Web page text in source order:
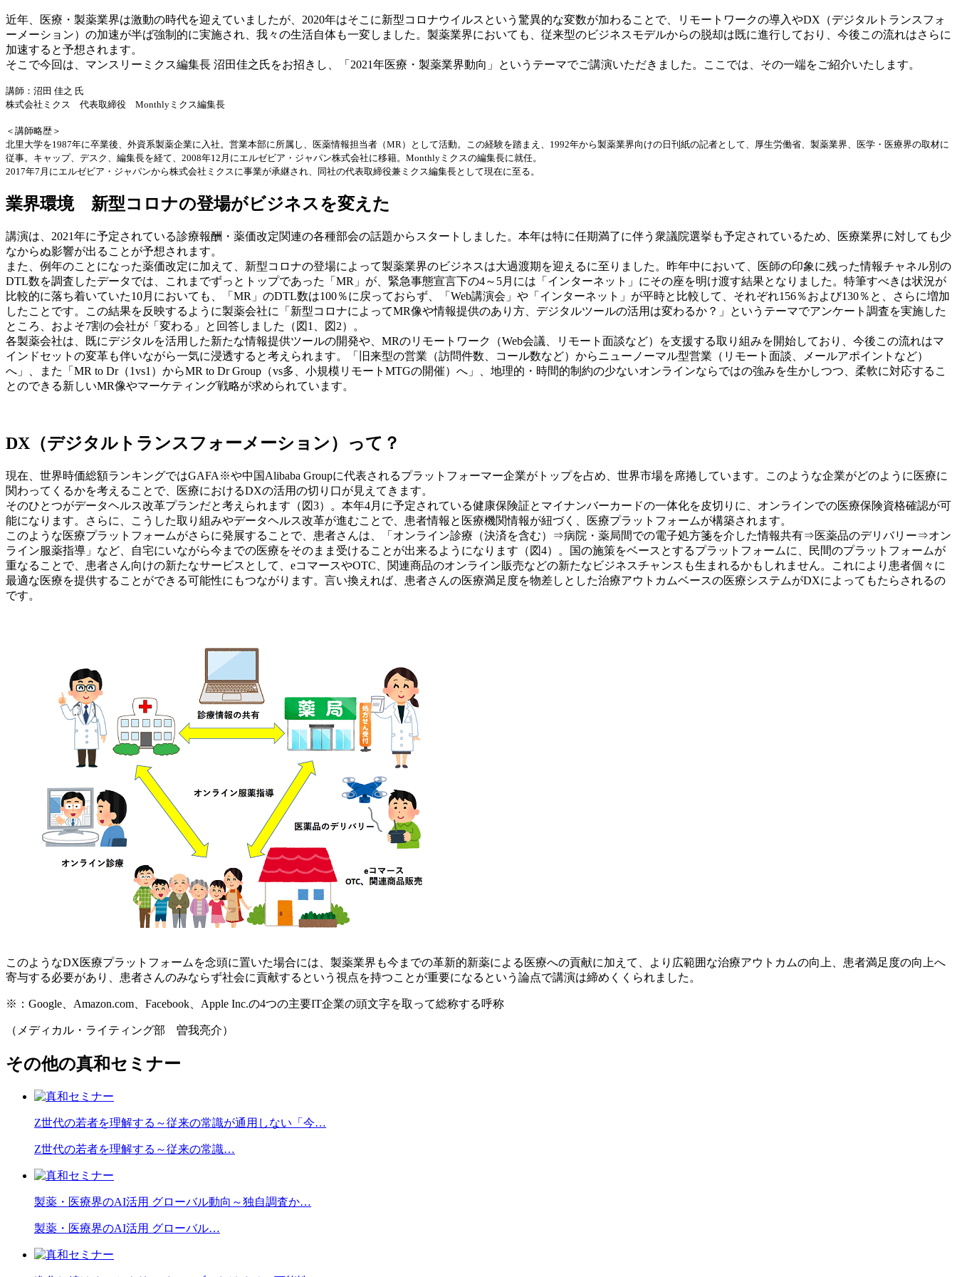
近年、医療・製薬業界は激動の時代を迎えていましたが、2020年はそこに新型コロナウイルスという驚異的な変数が加わることで、リモートワークの導入やDX（デジタルトランスフォ
ーメーション）の加速が半ば強制的に実施され、我々の生活自体も一変しました。製薬業界においても、従来型のビジネスモデルからの脱却は既に進行しており、今後この流れはさらに
加速すると予想されます。
そこで今回は、マンスリーミクス編集長 沼田佳之氏をお招きし、「2021年医療・製薬業界動向」というテーマでご講演いただきました。ここでは、その一端をご紹介いたします。
講師：沼田 佳之 氏
株式会社ミクス 代表取締役 Monthlyミクス編集長
＜講師略歴＞
北里大学を1987年に卒業後、外資系製薬企業に入社。営業本部に所属し、医薬情報担当者（MR）として活動。この経験を踏まえ、1992年から製薬業界向けの日刊紙の記者として、厚生労働省、製薬業界、医学・医療界の取材に
従事。キャップ、デスク、編集長を経て、2008年12月にエルゼビア・ジャパン株式会社に移籍。Monthlyミクスの編集長に就任。
2017年7月にエルゼビア・ジャパンから株式会社ミクスに事業が承継され、同社の代表取締役兼ミクス編集長として現在に至る。
業界環境 新型コロナの登場がビジネスを変えた
講演は、2021年に予定されている診療報酬・薬価改定関連の各種部会の話題からスタートしました。本年は特に任期満了に伴う衆議院選挙も予定されているため、医療業界に対しても少
なからぬ影響が出ることが予想されます。
また、例年のことになった薬価改定に加えて、新型コロナの登場によって製薬業界のビジネスは大過渡期を迎えるに至りました。昨年中において、医師の印象に残った情報チャネル別の
DTL数を調査したデータでは、これまでずっとトップであった「MR」が、緊急事態宣言下の4～5月には「インターネット」にその座を明け渡す結果となりました。特筆すべきは状況が
比較的に落ち着いていた10月においても、「MR」のDTL数は100％に戻っておらず、「Web講演会」や「インターネット」が平時と比較して、それぞれ156％および130％と、さらに増加
したことです。この結果を反映するように製薬会社に「新型コロナによってMR像や情報提供のあり方、デジタルツールの活用は変わるか？」というテーマでアンケート調査を実施した
ところ、およそ7割の会社が「変わる」と回答しました（図1、図2）。
各製薬会社は、既にデジタルを活用した新たな情報提供ツールの開発や、MRのリモートワーク（Web会議、リモート面談など）を支援する取り組みを開始しており、今後この流れはマ
インドセットの変革も伴いながら一気に浸透すると考えられます。「旧来型の営業（訪問件数、コール数など）からニューノーマル型営業（リモート面談、メールアポイントなど）
へ」、また「MR to Dr（1vs1）からMR to Dr Group（vs多、小規模リモートMTGの開催）へ」、地理的・時間的制約の少ないオンラインならではの強みを生かしつつ、柔軟に対応するこ
とのできる新しいMR像やマーケティング戦略が求められています。
DX（デジタルトランスフォーメーション）って？
現在、世界時価総額ランキングではGAFA※や中国Alibaba Groupに代表されるプラットフォーマー企業がトップを占め、世界市場を席捲しています。このような企業がどのように医療に
関わってくるかを考えることで、医療におけるDXの活用の切り口が見えてきます。
そのひとつがデータヘルス改革プランだと考えられます（図3）。本年4月に予定されている健康保険証とマイナンバーカードの一体化を皮切りに、オンラインでの医療保険資格確認が可
能になります。さらに、こうした取り組みやデータヘルス改革が進むことで、患者情報と医療機関情報が紐づく、医療プラットフォームが構築されます。
このような医療プラットフォームがさらに発展することで、患者さんは、「オンライン診療（決済を含む）⇒病院・薬局間での電子処方箋を介した情報共有⇒医薬品のデリバリー⇒オン
ライン服薬指導」など、自宅にいながら今までの医療をそのまま受けることが出来るようになります（図4）。国の施策をベースとするプラットフォームに、民間のプラットフォームが
重なることで、患者さん向けの新たなサービスとして、eコマースやOTC、関連商品のオンライン販売などの新たなビジネスチャンスも生まれるかもしれません。これにより患者個々に
最適な医療を提供することができる可能性にもつながります。言い換えれば、患者さんの医療満足度を物差しとした治療アウトカムベースの医療システムがDXによってもたらされるの
です。
このようなDX医療プラットフォームを念頭に置いた場合には、製薬業界も今までの革新的新薬による医療への貢献に加えて、より広範囲な治療アウトカムの向上、患者満足度の向上へ
寄与する必要があり、患者さんのみならず社会に貢献するという視点を持つことが重要になるという論点で講演は締めくくられました。
※：Google、Amazon.com、Facebook、Apple Inc.の4つの主要IT企業の頭文字を取って総称する呼称
（メディカル・ライティング部 曽我亮介）
その他の真和セミナー
Z世代の若者を理解する～従来の常識が通用しない「今…
Z世代の若者を理解する～従来の常識…
製薬・医療界のAI活用 グローバル動向～独自調査か…
製薬・医療界のAI活用 グローバル…